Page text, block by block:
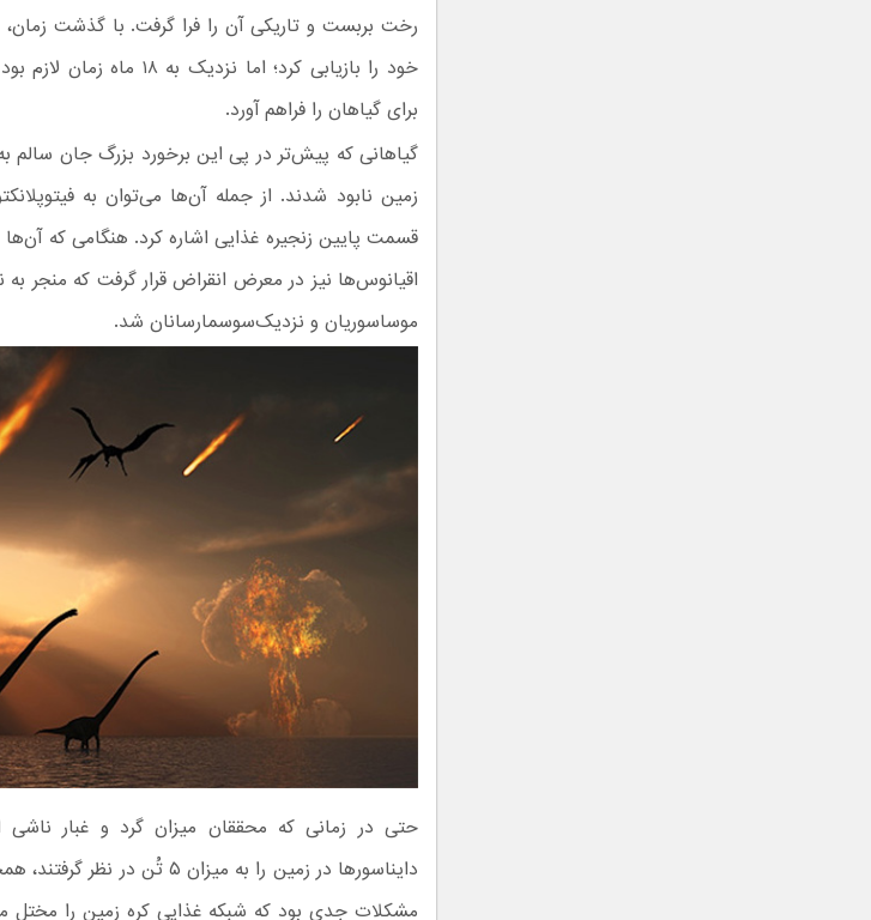
رخت بربست و تاریکی آن را فرا گرفت. با گذشت
خود را بازیابی کرد؛ اما
برای گیاهان را فراهم آورد.
گیاهانی که پیش‌تر در پی این برخورد بزرگ جان سالم
زمین نابود شدند. از جمله آن‌ها می‌توان به
قسمت پایین زنجیره غذایی اشاره کرد. هنگامی که
اقیانوس‌ها نیز در معرض انقراض قرار گرفت که منجر به
موساسوریان و نزدیک‌سوسمارسانان شد.
حتی در زمانی که محققان میزان گرد و غبار
دایناسورها در زمین را به
مشکلات جدی بود که شبکه غذایی کره زمین را مختل